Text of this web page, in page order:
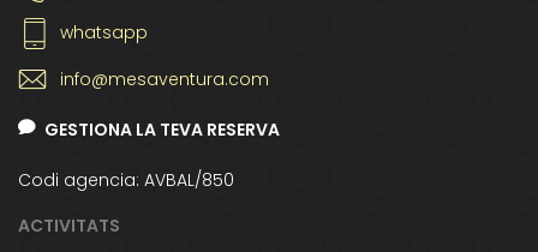
whatsapp
info@mesaventura.com
GESTIONA LA TEVA RESERVA
Codi agencia: AVBAL/850
ACTIVITATS